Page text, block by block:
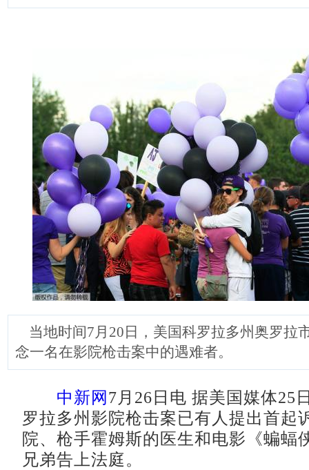
当地时间7月20日，美国科罗拉多州奥罗拉
念一名在影院枪击案中的遇难者。
中新网 7月26日电 据美国媒体25
罗拉多州影院枪击案已有人提出首起
院、枪手霍姆斯的医生和电影《蝙蝠
兄弟告上法庭。